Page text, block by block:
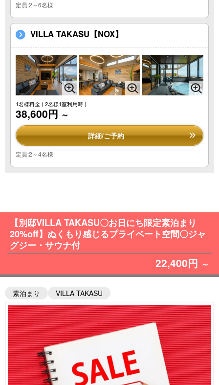
定員:2～6名様
VILLA TAKASU【NOX】
1名様料金( 2名様1室利用時 )
38,600円 ～
詳細/ご予約
定員:2～4名様
【別邸VILLA TAKASU〇お日にち限定素泊まり
20%off】ぬくもり感じるプライベート空間〇ジャ
グジー・サウナ付
22,400円 ～
素泊まり VILLA TAKASU